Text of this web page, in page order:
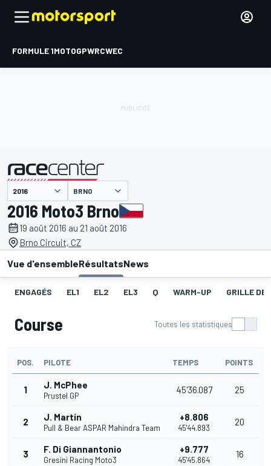
FORMULE 1MOTOGPWRCWEC
présenté par BRNO
2016 Moto3 Brno
19 août 2016 au 21 août 2016
Brno Circuit, CZ
Vue d'ensembleRésultatsNews
ENGAGÉS EL1 EL2 EL3 Q WARM-UP GRILLE DE
Course Toutes les statistiques
POS. PILOTE TEMPS POINTS
1 J. McPhee
Prustel GP
45'36.087 25
2 J. Martín
Pull & Bear ASPAR Mahindra Team
+8.806
45'44.893
20
3 F. Di Giannantonio
Gresini Racing Moto3
+9.777
45'45.864
16